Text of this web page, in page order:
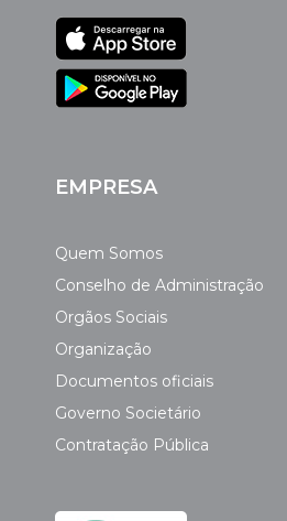
EMPRESA
Quem Somos
Conselho de Administração
Orgãos Sociais
Organização
Documentos oficiais
Governo Societário
Contratação Pública